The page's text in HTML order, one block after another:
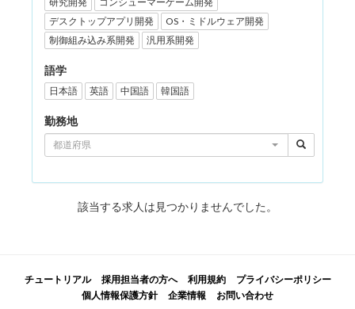
デスクトップアプリ開発
OS・ミドルウェア開発
制御組み込み系開発
汎用系開発
語学
日本語 英語 中国語 韓国語
勤務地
都道府県
該当する求人は見つかりませんでした。
チュートリアル 採用担当者の方へ 利用規約
プライバシーポリシー
個人情報保護方針
企業情報 お問い合わせ